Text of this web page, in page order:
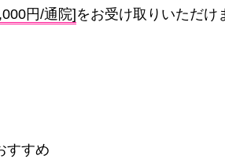
円/通院]をお受け取りいただけ
すすめ